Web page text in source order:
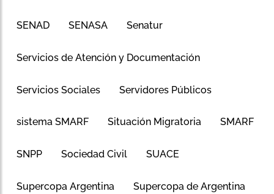
SENAD SENASA Senatur
Servicios de Atención y Documentación
Servicios Sociales Servidores Públicos
sistema SMARF Situación Migratoria SMARF
SNPP Sociedad Civil SUACE
Supercopa Argentina Supercopa de Argentina